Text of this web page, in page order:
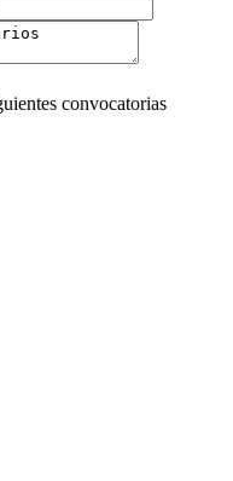
convocatorias